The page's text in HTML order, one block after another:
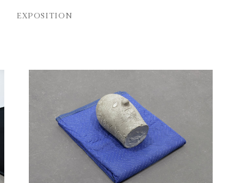
EXPOSITION